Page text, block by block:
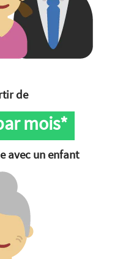
de
mois*
avec un enfant